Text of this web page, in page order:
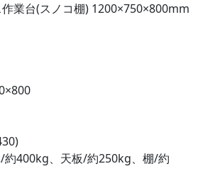
作業台(スノコ棚) 1200×750×800mm
約400kg、天板/約250kg、棚/約